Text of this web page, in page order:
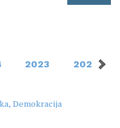
2023 2022
Demokracija